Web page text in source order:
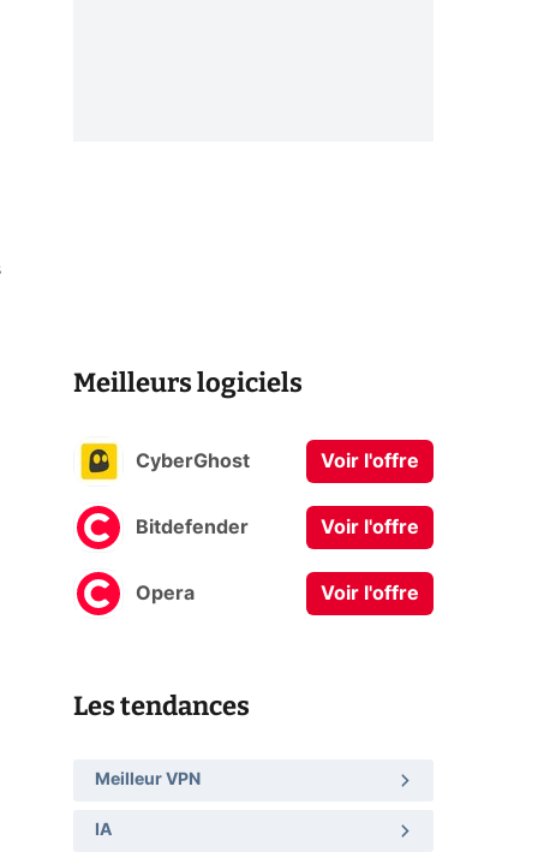
Meilleurs logiciels
CyberGhost Voir l'offre
Bitdefender Voir l'offre
Opera Voir l'offre
Les tendances
Meilleur VPN
IA